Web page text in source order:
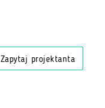
Zapytaj projektanta